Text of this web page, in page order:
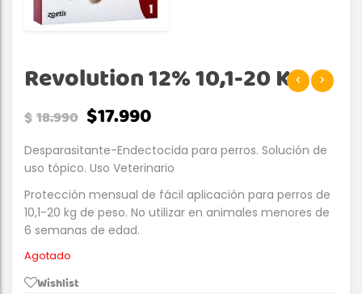
Revolution 12% 10,1-20 Kg
$18.990 $17.990
Desparasitante-Endectocida para perros. Solución de
uso tópico. Uso Veterinario
Protección mensual de fácil aplicación para perros de
10,1-20 kg de peso. No utilizar en animales menores de
6 semanas de edad.
Agotado
Wishlist